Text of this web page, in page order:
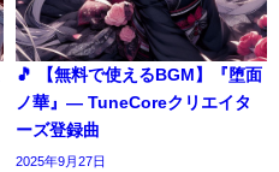
🎵 【無料で使えるBGM】『堕面
ノ華』― TuneCoreクリエイタ
ーズ登録曲
2025年9月27日